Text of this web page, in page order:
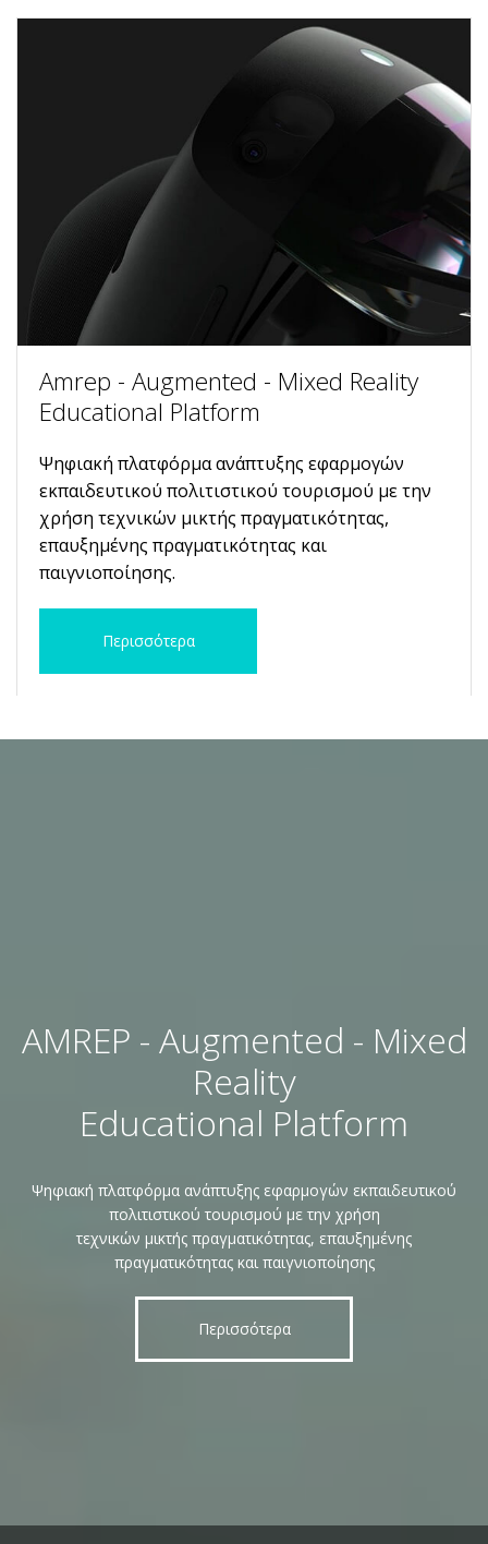
Amrep - Augmented - Mixed Reality
Educational Platform
Ψηφιακή πλατφόρμα ανάπτυξης εφαρμογών
εκπαιδευτικού πολιτιστικού τουρισμού με την
χρήση τεχνικών μικτής πραγματικότητας,
επαυξημένης πραγματικότητας και
παιγνιοποίησης.
Περισσότερα
AMREP - Augmented - Mixed
Reality
Educational Platform
Ψηφιακή πλατφόρμα ανάπτυξης εφαρμογών εκπαιδευτικού
πολιτιστικού τουρισμού με την χρήση
τεχνικών μικτής πραγματικότητας, επαυξημένης
πραγματικότητας και παιγνιοποίησης
Περισσότερα